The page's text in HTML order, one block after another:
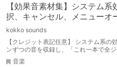
【効果音素材集】システム
択、キャンセル、メニューオ
kokko sounds
【クレジット表記任意】 システム系の
ンずつの音を収録し、「これ一本で全
音楽